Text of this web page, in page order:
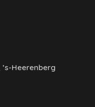
Heerenberg